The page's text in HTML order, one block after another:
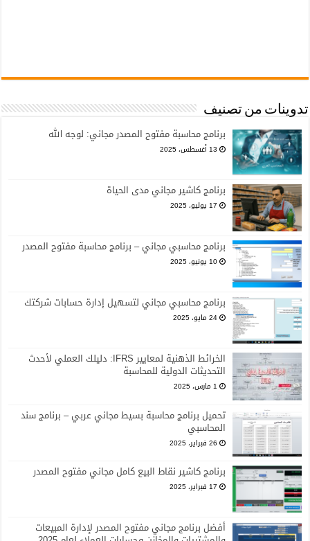
تدوينات من تصنيف
برنامج محاسبة مفتوح المصدر مجاني: لوجه الله
13 أغسطس، 2025
برنامج كاشير مجاني مدى الحياة
17 يوليو، 2025
برنامج محاسبي مجاني – برنامج محاسبة مفتوح المصدر
10 يونيو، 2025
برنامج محاسبي مجاني لتسهيل إدارة حسابات شركتك
24 مايو، 2025
الخرائط الذهنية لمعايير IFRS: دليلك العملي لأحدث
التحديثات الدولية للمحاسبة
1 مارس، 2025
تحميل برنامج محاسبة بسيط مجاني عربي – برنامج سند
المحاسبي
26 فبراير، 2025
برنامج كاشير نقاط البيع كامل مجاني مفتوح المصدر
17 فبراير، 2025
أفضل برنامج مجاني مفتوح المصدر لإدارة المبيعات